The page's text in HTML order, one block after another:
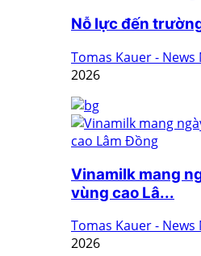
Nỗ lực đến
Tomas Kauer -
2026
Vinamilk mang
vùng cao Lâ...
Tomas Kauer -
2026